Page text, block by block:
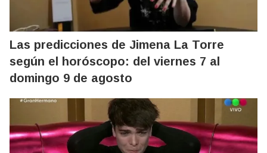
Las predicciones de Jimena La Torre
según el horóscopo: del viernes 7 al
domingo 9 de agosto